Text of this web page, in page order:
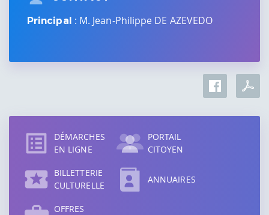
Principal : M. Jean-Philippe DE AZEVEDO
direct
DÉMARCHES
EN LIGNE
PORTAIL
CITOYEN
BILLETTERIE
CULTURELLE
ANNUAIRES
OFFRES